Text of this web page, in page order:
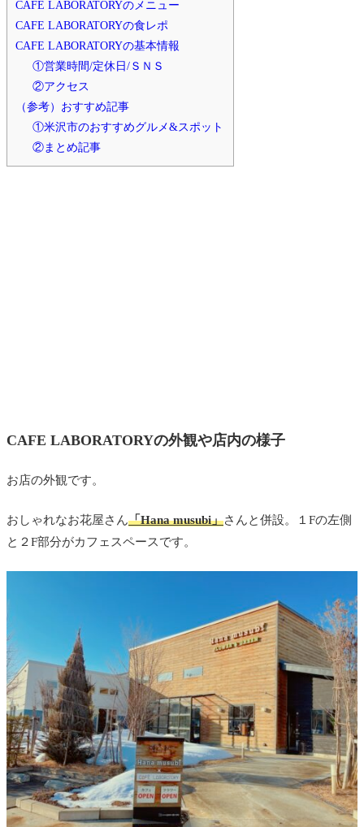
CAFE LABORATORYのメニュー
CAFE LABORATORYの食レポ
CAFE LABORATORYの基本情報
①営業時間/定休日/ＳＮＳ
②アクセス
（参考）おすすめ記事
①米沢市のおすすめグルメ&スポット
②まとめ記事
CAFE LABORATORYの外観や店内の様子
お店の外観です。
おしゃれなお花屋さん「Hana musubi」さんと併設。１Fの左側
と２F部分がカフェスペースです。